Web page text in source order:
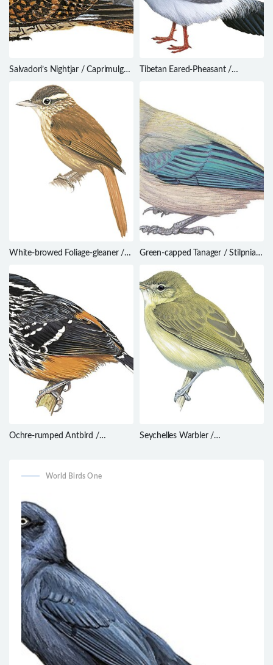
Salvadori’s Nightjar / Caprimulgus
Tibetan Eared-Pheasant /
White-browed Foliage-gleaner /
Green-capped Tanager / Stilpnia
Ochre-rumped Antbird /
Seychelles Warbler /
World Birds One